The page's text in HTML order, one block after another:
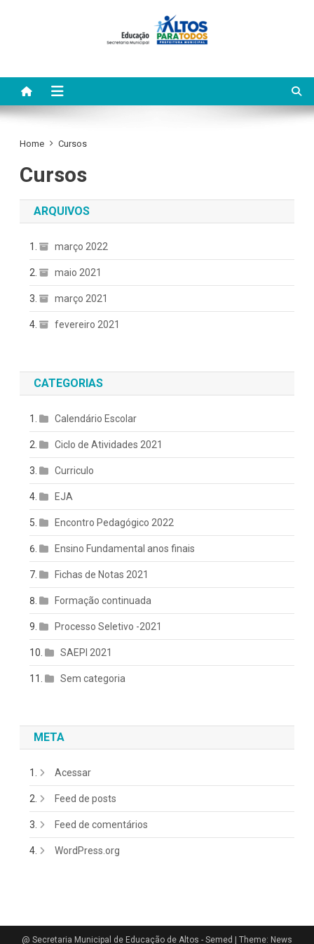
Home Cursos
Cursos
ARQUIVOS
março 2022
maio 2021
março 2021
fevereiro 2021
CATEGORIAS
Calendário Escolar
Ciclo de Atividades 2021
Curriculo
EJA
Encontro Pedagógico 2022
Ensino Fundamental anos finais
Fichas de Notas 2021
Formação continuada
Processo Seletivo -2021
SAEPI 2021
Sem categoria
META
Acessar
Feed de posts
Feed de comentários
WordPress.org
@ Secretaria Municipal de Educação de Altos - Semed | Theme: News